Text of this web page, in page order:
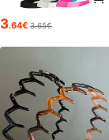
3.64€ 3.65€